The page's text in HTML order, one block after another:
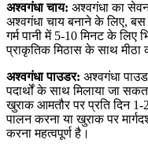
अश्वगंधा चाय: अश्वगंधा का
अश्वगंधा चाय बनाने के लिए,
गर्म पानी में 5-10 मिनट के लिए
प्राकृतिक मिठास के साथ
अश्वगंधा पाउडर: अश्वगंधा
पदार्थों के साथ मिलाया जा
खुराक आमतौर पर प्रति दिन 1-
पालन करना या खुराक पर
करना महत्वपूर्ण है।